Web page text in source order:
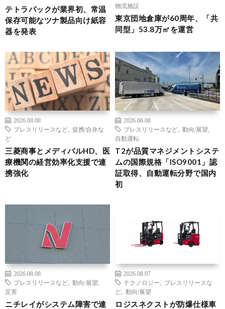
テトラパックが業界初、常温
保存可能なツナ製品向け紙容
器を発表
物流施設
東京団地倉庫が60周年、「共
同型」53.8万㎡を運営
2026.08.08
プレスリリースなど
提携/合弁な
ど
三菱商事とメディパルHD、医
療機関の経営効率化支援で連
携強化
2026.08.08
プレスリリースなど
動向/展望
自動運転
T2が品質マネジメントシステ
ムの国際規格「ISO9001」認
証取得、自動運転分野で国内
初
2026.08.08
プレスリリースなど
動向/展望
災害
ニチレイがシステム障害で連
2026.08.07
テクノロジー
プレスリリースな
ど
動向/展望
ロジスネクストが防爆仕様車